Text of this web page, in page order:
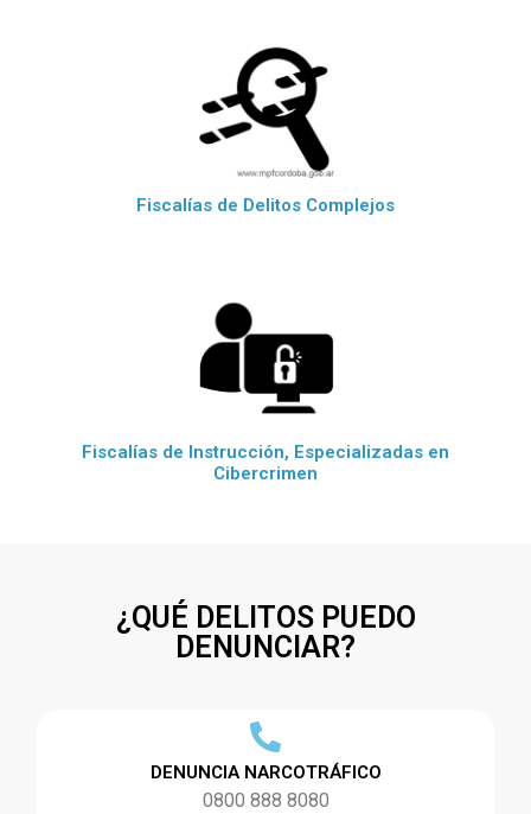
Fiscalías de Delitos Complejos
Fiscalías de Instrucción, Especializadas en
Cibercrimen
¿QUÉ DELITOS PUEDO
DENUNCIAR?
DENUNCIA NARCOTRÁFICO
0800 888 8080